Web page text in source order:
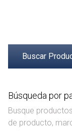
Buscar
Búsqueda por
Busque
de producto,